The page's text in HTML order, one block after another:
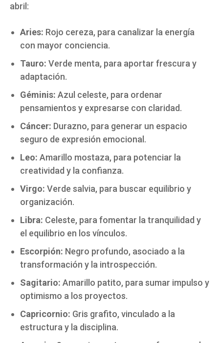
abril:
Aries: Rojo cereza, para canalizar la energía
con mayor conciencia.
Tauro: Verde menta, para aportar frescura y
adaptación.
Géminis: Azul celeste, para ordenar
pensamientos y expresarse con claridad.
Cáncer: Durazno, para generar un espacio
seguro de expresión emocional.
Leo: Amarillo mostaza, para potenciar la
creatividad y la confianza.
Virgo: Verde salvia, para buscar equilibrio y
organización.
Libra: Celeste, para fomentar la tranquilidad y
el equilibrio en los vínculos.
Escorpión: Negro profundo, asociado a la
transformación y la introspección.
Sagitario: Amarillo patito, para sumar impulso y
optimismo a los proyectos.
Capricornio: Gris grafito, vinculado a la
estructura y la disciplina.